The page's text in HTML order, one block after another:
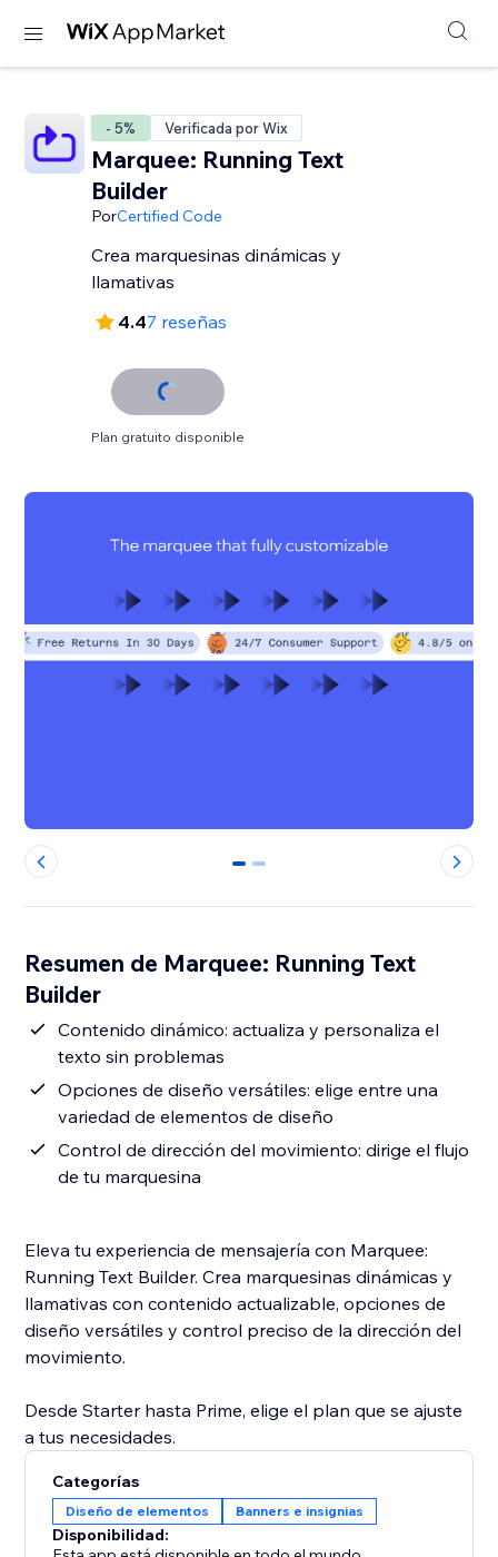
- 5% Verificada por Wix
Marquee: Running Text
Builder
PorCertified Code
Crea marquesinas dinámicas y
llamativas
4.47 reseñas
Plan gratuito disponible
0 1
Resumen de Marquee: Running Text
Builder
Contenido dinámico: actualiza y personaliza el
texto sin problemas
Opciones de diseño versátiles: elige entre una
variedad de elementos de diseño
Control de dirección del movimiento: dirige el flujo
de tu marquesina
Eleva tu experiencia de mensajería con Marquee:
Running Text Builder. Crea marquesinas dinámicas y
llamativas con contenido actualizable, opciones de
diseño versátiles y control preciso de la dirección del
movimiento.
Desde Starter hasta Prime, elige el plan que se ajuste
a tus necesidades.
Categorías
Diseño de elementos Banners e insignias
Disponibilidad: